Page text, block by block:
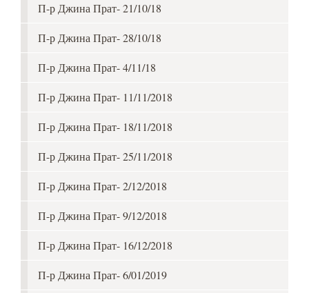
П-р Джина Прат- 21/10/18
П-р Джина Прат- 28/10/18
П-р Джина Прат- 4/11/18
П-р Джина Прат- 11/11/2018
П-р Джина Прат- 18/11/2018
П-р Джина Прат- 25/11/2018
П-р Джина Прат- 2/12/2018
П-р Джина Прат- 9/12/2018
П-р Джина Прат- 16/12/2018
П-р Джина Прат- 6/01/2019